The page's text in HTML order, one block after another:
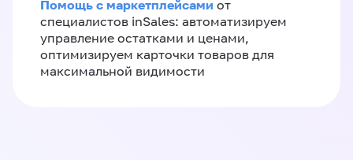
Помощь с маркетплейсами от
специалистов inSales: автоматизируем
управление остатками и ценами,
оптимизируем карточки товаров для
максимальной видимости